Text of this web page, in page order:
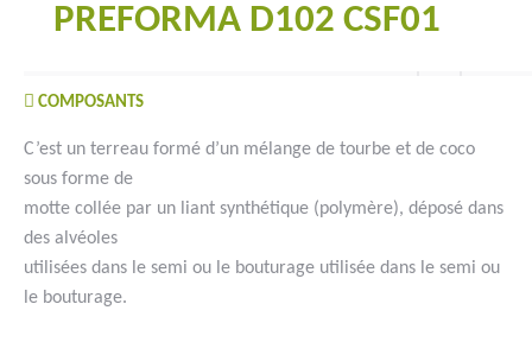
PREFORMA D102 CSF01
COMPOSANTS
C’est un terreau formé d’un mélange de tourbe et de coco
sous forme de
motte collée par un liant synthétique (polymère), déposé dans
des alvéoles
utilisées dans le semi ou le bouturage utilisée dans le semi ou
le bouturage.